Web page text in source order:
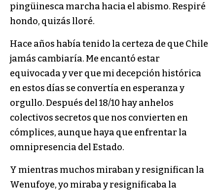
pingüinesca marcha hacia el abismo. Respiré
hondo, quizás lloré.
Hace años había tenido la certeza de que Chile
jamás cambiaría. Me encantó estar
equivocada y ver que mi decepción histórica
en estos días se convertía en esperanza y
orgullo. Después del 18/10 hay anhelos
colectivos secretos que nos convierten en
cómplices, aunque haya que enfrentar la
omnipresencia del Estado.
Y mientras muchos miraban y resignifican la
Wenufoye, yo miraba y resignificaba la